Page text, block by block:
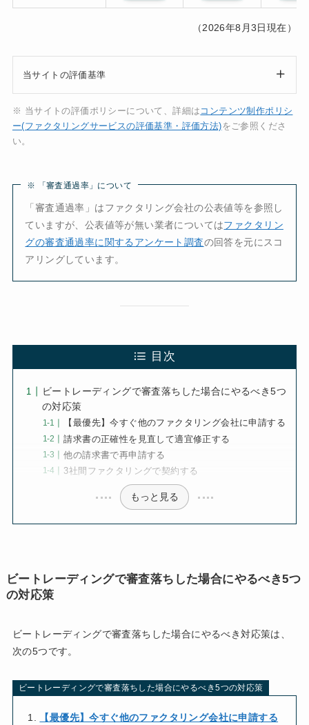
（2026年8月3日現在）
当サイトの評価基準
※ 当サイトの評価ポリシーについて、詳細は コンテンツ制作ポリシ
ー(ファクタリングサービスの評価基準・評価方法)をご参照くださ
い。
※ 「審査通過率」について
「審査通過率」はファクタリング会社の公表値等を参照し
ていますが、公表値等が無い業者についてはファクタリン
グの審査通過率に関するアンケート調査の回答を元にスコ
アリングしています。
目次
ビートレーディングで審査落ちした場合にやるべき5つ
の対応策
【最優先】今すぐ他のファクタリング会社に申請する
請求書の正確性を見直して適宜修正する
他の請求書で再申請する
3社間ファクタリングで契約する
もっと見る
ビートレーディングで審査落ちした場合にやるべき5つ
の対応策
ビートレーディングで審査落ちした場合にやるべき対応策は、
次の5つです。
ビートレーディングで審査落ちした場合にやるべき5つの対応策
【最優先】今すぐ他のファクタリング会社に申請する